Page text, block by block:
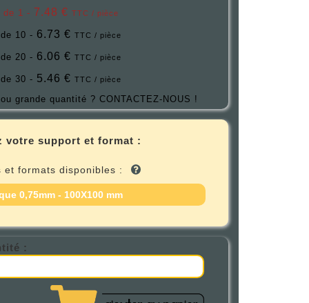
de 1 - 7.48 € TTC / pièce
10 - 6.73 € TTC / pièce
20 - 6.06 € TTC / pièce
30 - 5.46 € TTC / pièce
grande quantité ? CONTACTEZ-NOUS !
votre support et format :
et formats disponibles :
0,75mm - 100X100 mm
: